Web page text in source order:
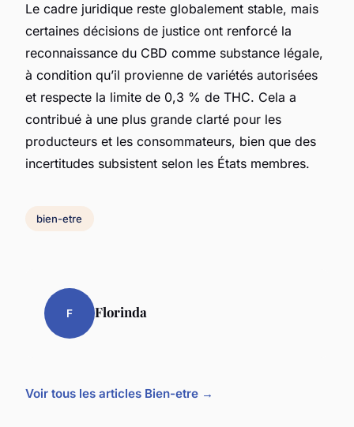
Le cadre juridique reste globalement stable, mais
certaines décisions de justice ont renforcé la
reconnaissance du CBD comme substance légale,
à condition qu’il provienne de variétés autorisées
et respecte la limite de 0,3 % de THC. Cela a
contribué à une plus grande clarté pour les
producteurs et les consommateurs, bien que des
incertitudes subsistent selon les États membres.
bien-etre
F Florinda
Voir tous les articles Bien-etre →